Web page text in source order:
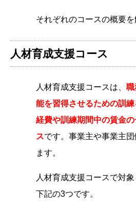
それぞれのコースの概要を
人材育成支援コース
人材育成支援コースは、 職
能を習得させるための訓
経費や訓練期間中の賃金
スです。事業主や事業主
ます。
人材育成支援コースで対象
下記の3つです。